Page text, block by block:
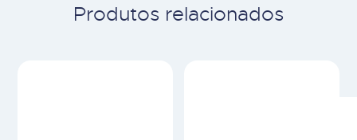
Produtos relacionados